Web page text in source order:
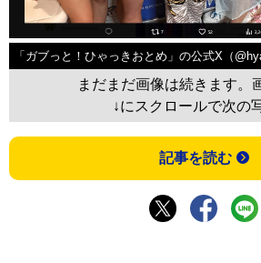
「ガブっと！ひゃっきおとめ」の公式X（
まだまだ画像は続きます。
↓にスクロールで次の
記事を読む